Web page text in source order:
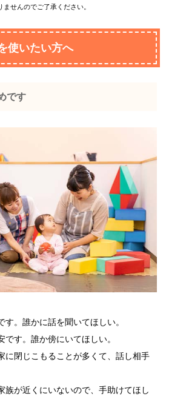
ませんのでご了承ください。
使いたい方へ
です
す。誰かに話を聞いてほしい。
です。誰か傍にいてほしい。
に閉じこもることが多くて、話し相手
族が近くにいないので 、手助けてほし